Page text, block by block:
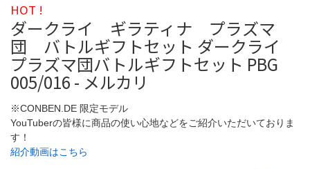
HOT !
ダークライ ギラティナ プラズマ
団 バトルギフトセット ダークライ
プラズマ団バトルギフトセット PBG
005/016 - メルカリ
※CONBEN.DE 限定モデル
YouTuberの皆様に商品の使い心地などをご紹介いただいておりま
す！
紹介動画はこちら